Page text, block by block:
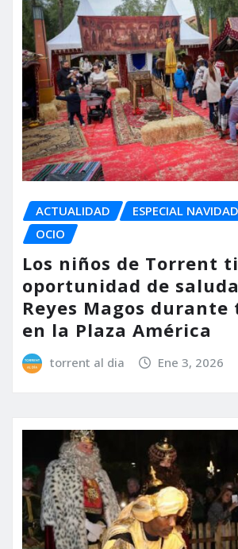
ACTUALIDAD ESPECIAL NAVIDAD
OCIO
Los niños de Torrent
oportunidad de
Reyes Magos durante
en la Plaza América
torrent al dia Ene 3, 2026